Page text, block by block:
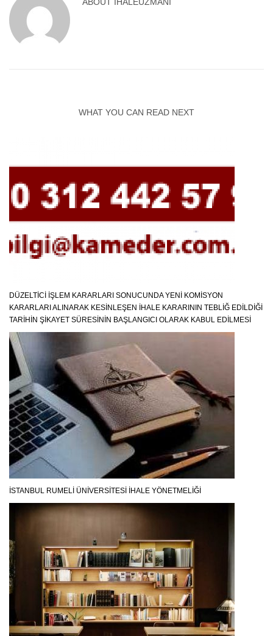
WHAT YOU CAN READ NEXT
DÜZELTICI İŞLEM KARARLARI SONUCUNDA YENI KOMISYON
KARARLARI ALINARAK KESINLEŞEN İHALE KARARININ TEBLIĞ EDILDIĞI
TARIHIN ŞIKAYET SÜRESININ BAŞLANGICI OLARAK KABUL EDILMESI
İSTANBUL RUMELİ ÜNİVERSİTESİ İHALE YÖNETMELİĞİ